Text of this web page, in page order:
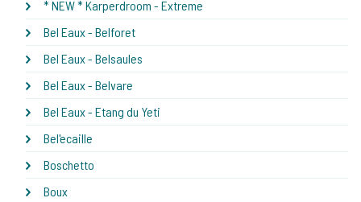
* NEW * Karperdroom - Extreme
Bel Eaux - Belforet
Bel Eaux - Belsaules
Bel Eaux - Belvare
Bel Eaux - Etang du Yeti
Bel'ecaille
Boschetto
Boux